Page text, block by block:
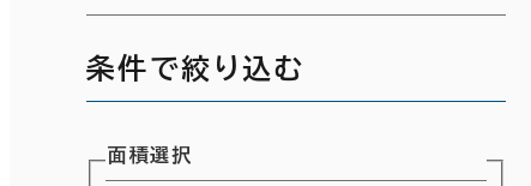
条件で絞り込む
面積選択